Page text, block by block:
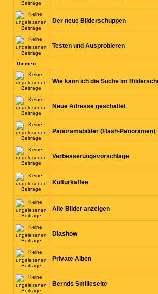
Der neue Bilderschuppen
Testen und Ausprobieren
Themen
Wie kann ich die Suche im
Neue Adresse geschaltet
Panoramabilder (Flash-Panoramen)
Verbesserungsvorschläge
Kulturkaffee
Alle Bilder anzeigen
Diashow
Private Alben
Bernds Smilieseite